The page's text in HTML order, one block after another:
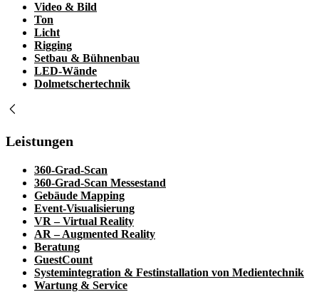
Video & Bild
Ton
Licht
Rigging
Setbau & Bühnenbau
LED-Wände
Dolmetschertechnik
Leistungen
360-Grad-Scan
360-Grad-Scan Messestand
Gebäude Mapping
Event-Visualisierung
VR – Virtual Reality
AR – Augmented Reality
Beratung
GuestCount
Systemintegration & Festinstallation von Medientechnik
Wartung & Service